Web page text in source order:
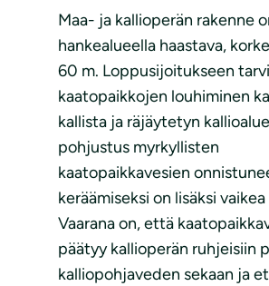
Maa- ja kallioperän rakenne
hankealueella haastava,
60 m. Loppusijoitukseen
kaatopaikkojen louhiminen
kallista ja räjäytetyn
pohjustus myrkyllisten
kaatopaikkavesien
keräämiseksi on lisäksi
Vaarana on, että
päätyy kallioperän ruhjeisiin
kalliopohjaveden sekaan ja